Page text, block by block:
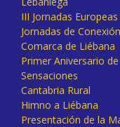
III Jornadas
Jornadas de
Comarca de Liébana
Primer Aniversario
Sensaciones
Cantabria Rural
Himno a Liébana
Presentación de la